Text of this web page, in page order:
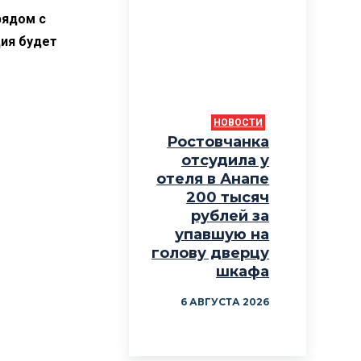
с
будет
НОВОСТИ
Ростовчанка
отсудила у
отеля в Анапе
200 тысяч
рублей за
упавшую на
голову дверцу
шкафа
6 АВГУСТА 2026